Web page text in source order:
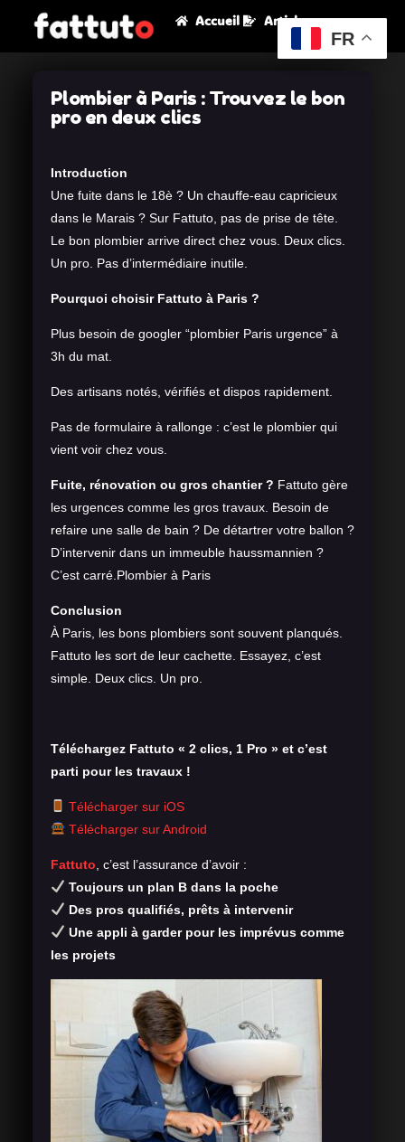
Accueil Articles
Plombier à Paris : Trouvez le bon
pro en deux clics
Introduction
Une fuite dans le 18è ? Un chauffe-eau capricieux
dans le Marais ? Sur Fattuto, pas de prise de tête.
Le bon plombier arrive direct chez vous. Deux clics.
Un pro. Pas d’intermédiaire inutile.
Pourquoi choisir Fattuto à Paris ?
Plus besoin de googler “plombier Paris urgence” à
3h du mat.
Des artisans notés, vérifiés et dispos rapidement.
Pas de formulaire à rallonge : c’est le plombier qui
vient voir chez vous.
Fuite, rénovation ou gros chantier ? Fattuto gère
les urgences comme les gros travaux. Besoin de
refaire une salle de bain ? De détartrer votre ballon ?
D’intervenir dans un immeuble haussmannien ?
C’est carré.Plombier à Paris
Conclusion
À Paris, les bons plombiers sont souvent planqués.
Fattuto les sort de leur cachette. Essayez, c’est
simple. Deux clics. Un pro.
Téléchargez Fattuto « 2 clics, 1 Pro » et c’est
parti pour les travaux !
Télécharger sur iOS
Télécharger sur Android
Fattuto , c’est l’assurance d’avoir :
Toujours un plan B dans la poche
Des pros qualifiés, prêts à intervenir
Une appli à garder pour les imprévus comme
les projets
FR